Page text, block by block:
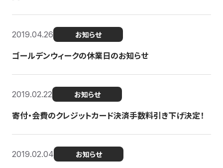
2019.04.26 お知らせ
ゴールデンウィークの休業日のお知らせ
2019.02.22 お知らせ
寄付・会費のクレジットカード決済手数料引き下げ決定！
2019.02.04 お知らせ